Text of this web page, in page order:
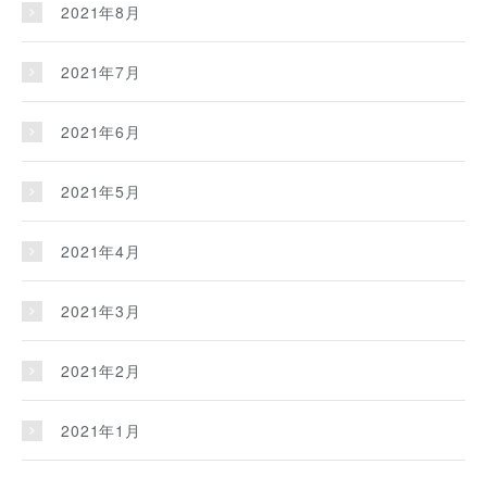
2021年8月
2021年7月
2021年6月
2021年5月
2021年4月
2021年3月
2021年2月
2021年1月